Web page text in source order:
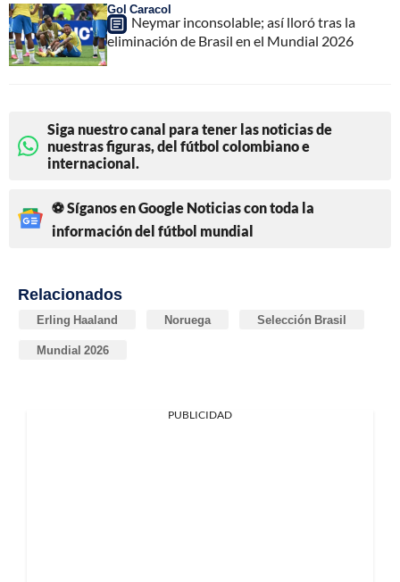
Gol Caracol
Neymar inconsolable; así lloró tras la
eliminación de Brasil en el Mundial 2026
Siga nuestro canal para tener las noticias de
nuestras figuras, del fútbol colombiano e
internacional.
⚽ Síganos en Google Noticias con toda la
información del fútbol mundial
Relacionados
Erling Haaland Noruega Selección Brasil
Mundial 2026
PUBLICIDAD